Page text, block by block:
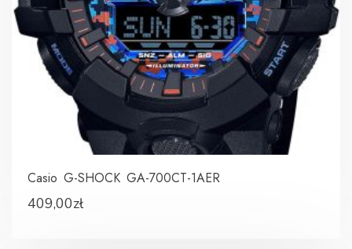
Casio G-SHOCK GA-700CT-1AER
409,00zł